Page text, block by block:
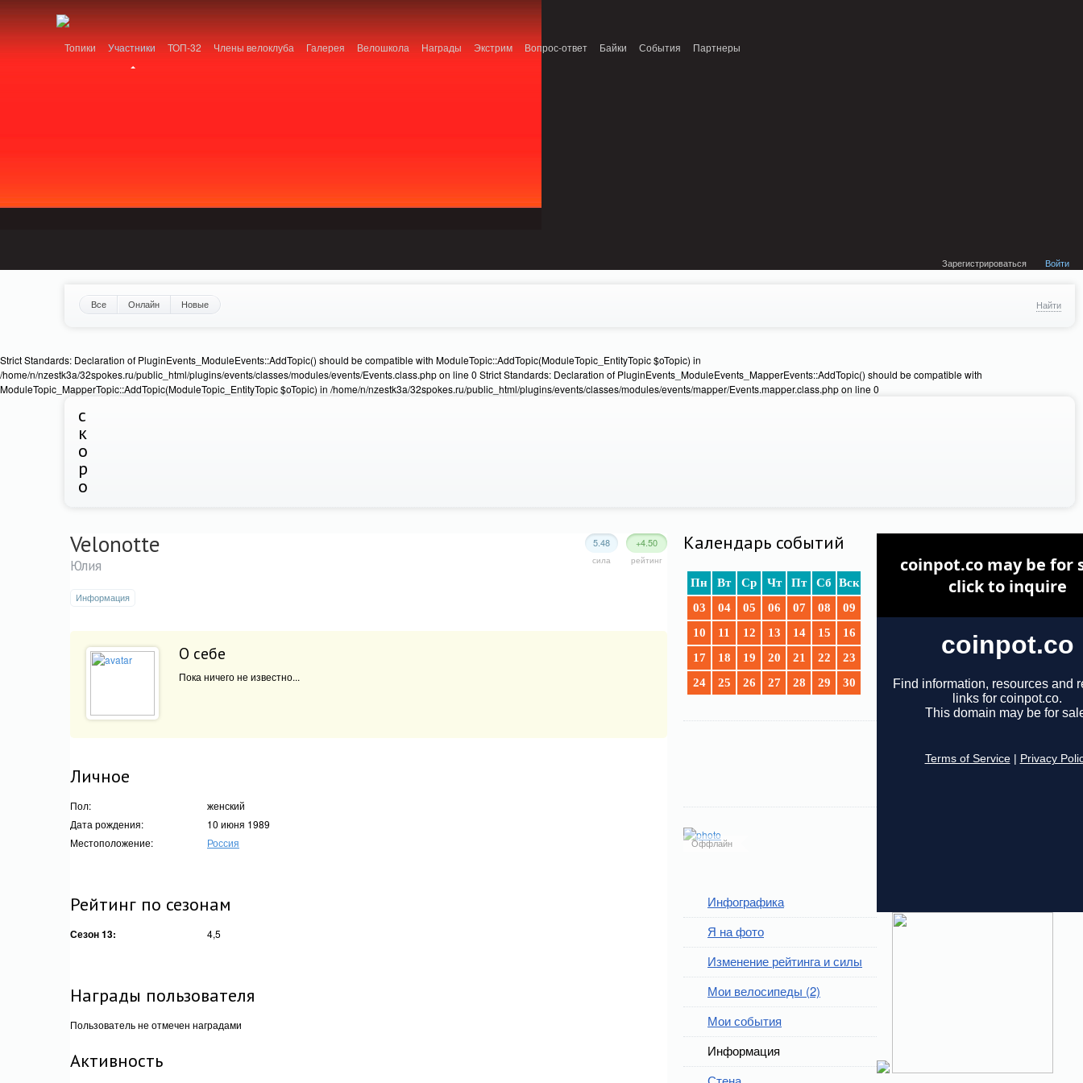
Топики Участники ТОП-32 Члены велоклуба Галерея Велошкола Награды Экстрим Вопрос-ответ Байки События Партнеры
Зарегистрироваться Войти
Все Онлайн Новые Найти
Strict Standards: Declaration of PluginEvents_ModuleEvents::AddTopic() should be compatible with ModuleTopic::AddTopic(ModuleTopic_EntityTopic $oTopic) in
/home/n/nzestk3a/32spokes.ru/public_html/plugins/events/classes/modules/events/Events.class.php on line 0 Strict Standards: Declaration of PluginEvents_ModuleEvents_MapperEvents::AddTopic() should be compatible with
ModuleTopic_MapperTopic::AddTopic(ModuleTopic_EntityTopic $oTopic) in /home/n/nzestk3a/32spokes.ru/public_html/plugins/events/classes/modules/events/mapper/Events.mapper.class.php on line 0
с
к
о
р
о
Календарь событий
Пн Вт Ср Чт Пт Сб
Вск
03
04 05 06 07 08
09
10
11 12 13 14 15
16
17
18 19 20 21 22
23
24
25 26 27 28 29 30
Оффлайн
Инфографика
Я на фото
Изменение рейтинга и силы
Мои велосипеды (2)
Мои события
Информация
+4.50
рейтинг
5.48
сила
Velonotte
Юлия
Информация
О себе
Пока ничего не известно...
Личное
Пол:
женский
Дата рождения:
10 июня 1989
Местоположение:
Россия
Рейтинг по сезонам
Сезон 13: 4,5
Награды пользователя
Пользователь не отмечен наградами
Активность